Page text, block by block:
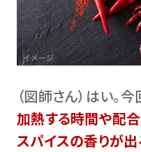
（図師さん）はい。
加熱する時間や配
スパイスの香りが